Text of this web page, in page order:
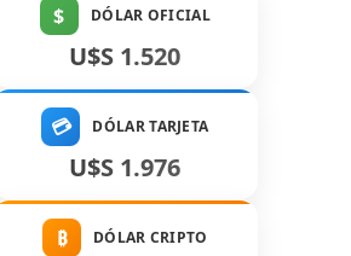
$ DÓLAR OFICIAL
U$S 1.520
💳 DÓLAR TARJETA
U$S 1.976
₿ DÓLAR CRIPTO